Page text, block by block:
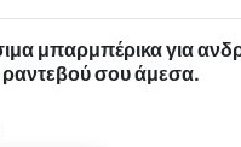
μπαρμπέρικα για
ραντεβού σου άμεσα.